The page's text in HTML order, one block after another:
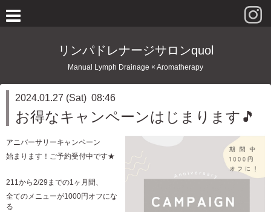
リンパドレナージサロンquol
Manual Lymph Drainage × Aromatherapy
2024.01.27 (Sat) 08:46
お得なキャンペーンはじまります🎵
アニバーサリーキャンペーン
始まります！ご予約受付中です★
211から2/29までの1ヶ月間、
全てのメニューが1000円オフにな
る